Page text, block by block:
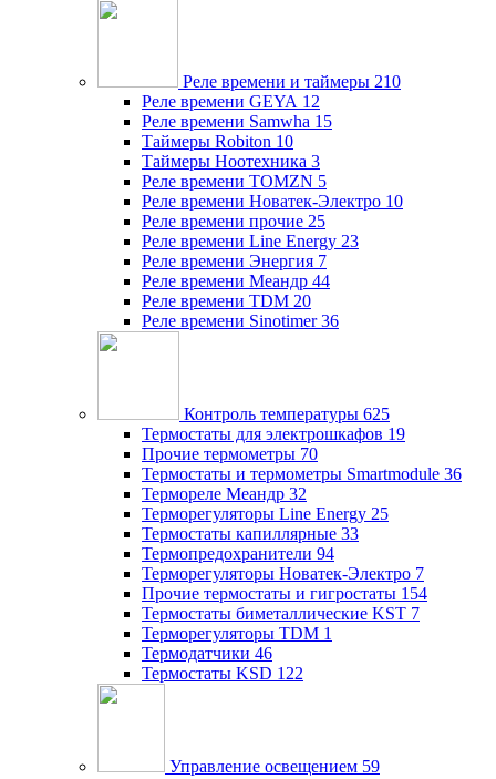
Реле времени и таймеры 210
Реле времени GEYA 12
Реле времени Samwha 15
Таймеры Robiton 10
Таймеры Ноотехника 3
Реле времени TOMZN 5
Реле времени Новатек-Электро 10
Реле времени прочие 25
Реле времени Line Energy 23
Реле времени Энергия 7
Реле времени Меандр 44
Реле времени TDM 20
Реле времени Sinotimer 36
Контроль температуры 625
Термостаты для электрошкафов 19
Прочие термометры 70
Термостаты и термометры Smartmodule 36
Термореле Меандр 32
Терморегуляторы Line Energy 25
Термостаты капиллярные 33
Термопредохранители 94
Терморегуляторы Новатек-Электро 7
Прочие термостаты и гигростаты 154
Термостаты биметаллические KST 7
Терморегуляторы TDM 1
Термодатчики 46
Термостаты KSD 122
Управление освещением 59